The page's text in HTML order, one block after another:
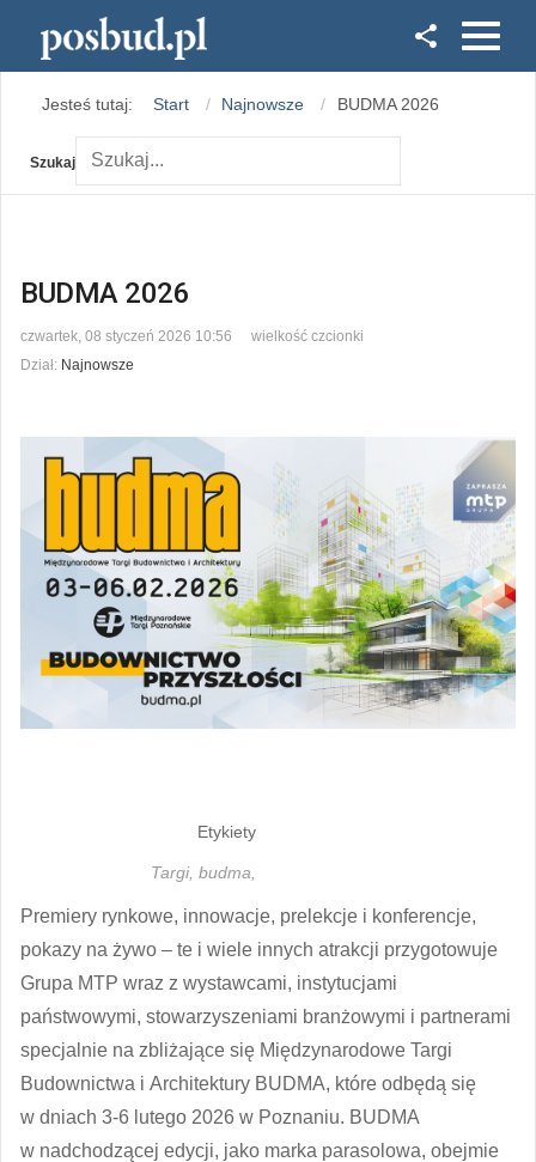
Instagram
Jesteś tutaj: Start Najnowsze BUDMA 2026
Szukaj
BUDMA 2026
czwartek, 08 styczeń 2026 10:56
wielkość czcionki
Dział: Najnowsze
Etykiety
Targi, budma,
Premiery rynkowe, innowacje, prelekcje i konferencje,
pokazy na żywo – te i wiele innych atrakcji przygotowuje
Grupa MTP wraz z wystawcami, instytucjami
państwowymi, stowarzyszeniami branżowymi i partnerami
specjalnie na zbliżające się Międzynarodowe Targi
Budownictwa i Architektury BUDMA, które odbędą się
w dniach 3-6 lutego 2026 w Poznaniu. BUDMA
w nadchodzącej edycji, jako marka parasolowa, obejmie